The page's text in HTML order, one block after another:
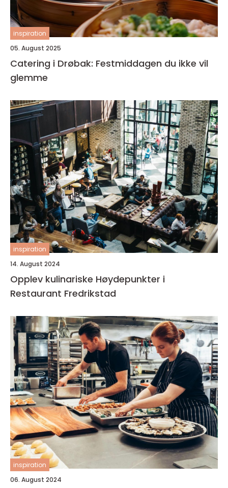
inspiration
05. August 2025
Catering i Drøbak: Festmiddagen du ikke vil
glemme
inspiration
14. August 2024
Opplev kulinariske Høydepunkter i
Restaurant Fredrikstad
inspiration
06. August 2024